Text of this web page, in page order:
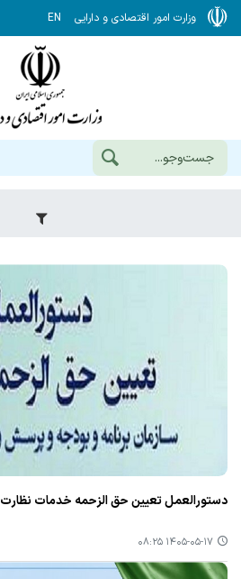
وزارت امور اقتصادی و دارایی EN
دستورالعمل تعیین حق الزحمه خدمات نظارت
۱۴۰۵-۰۵-۱۷ ۰۸:۲۵